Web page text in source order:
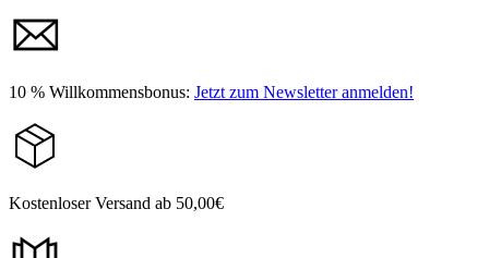
10 % Willkommensbonus: Jetzt zum Newsletter anmelden!
Kostenloser Versand ab 50,00€